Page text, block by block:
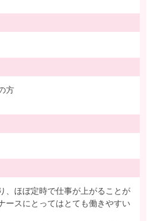
方
、ほぼ定時で仕事が上がることが
ースにとってはとても働きやすい